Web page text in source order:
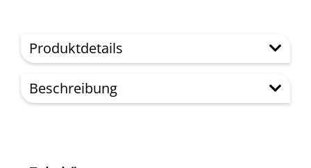
Produktdetails
Beschreibung